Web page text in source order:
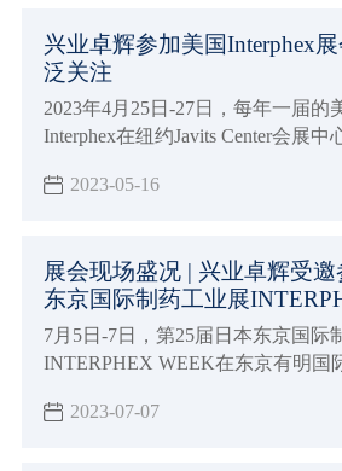
兴业卓辉参加美国Interphex
泛关注
2023年4月25日-27日，每年一届的
Interphex在纽约Javits Center会展
进海外市场的实力。
2023-05-16
展会现场盛况 | 兴业卓辉受
东京国际制药工业展
7月5日-7日，第25届日本东京国际
INTERPHEX WEEK在东京有明国
（展位14-14），展会期间吸引了来
2023-07-07